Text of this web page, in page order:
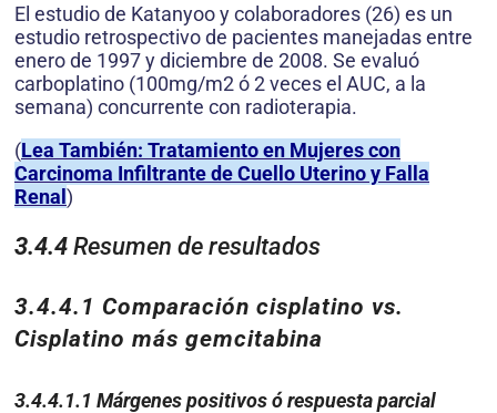
El estudio de Katanyoo y colaboradores (26) es un
estudio retrospectivo de pacientes manejadas entre
enero de 1997 y diciembre de 2008. Se evaluó
carboplatino (100mg/m2 ó 2 veces el AUC, a la
semana) concurrente con radioterapia.
(Lea También: Tratamiento en Mujeres con
Carcinoma Infiltrante de Cuello Uterino y Falla
Renal)
3.4.4 Resumen de resultados
3.4.4.1 Comparación cisplatino vs.
Cisplatino más gemcitabina
3.4.4.1.1 Márgenes positivos ó respuesta parcial